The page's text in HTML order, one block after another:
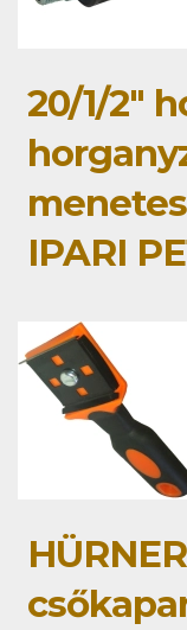
20/1/2"
IPARI